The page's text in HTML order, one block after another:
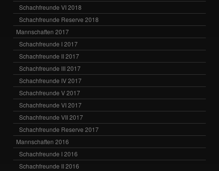
Schachfreunde VI 2018
Schachfreunde Reserve 2018
Mannschaften 2017
Schachfreunde I 2017
Schachfreunde II 2017
Schachfreunde III 2017
Schachfreunde IV 2017
Schachfreunde V 2017
Schachfreunde VI 2017
Schachfreunde VII 2017
Schachfreunde Reserve 2017
Mannschaften 2016
Schachfreunde I 2016
Schachfreunde II 2016